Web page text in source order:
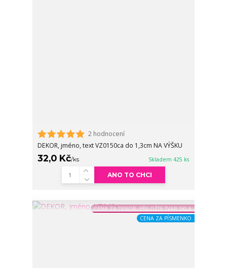
2 hodnocení
DEKOR, jméno, text VZ0150ca do 1,3cm NA VÝŠKU
32,0 Kč/ks Skladem 425 ks
ANO TO CHCI
CENA ZA DEKOR, PŘILOŽTE TVAR SKLA
CENA ZA PÍSMENKO